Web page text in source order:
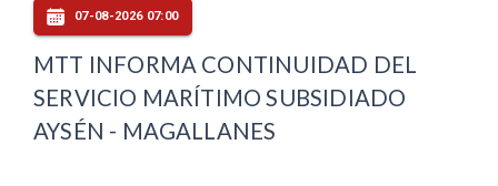
07-08-2026 07:00
MTT INFORMA CONTINUIDAD DEL
SERVICIO MARÍTIMO SUBSIDIADO
AYSÉN - MAGALLANES